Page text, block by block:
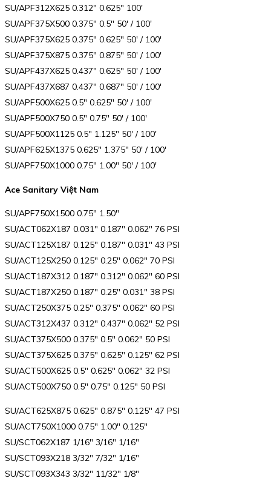
SU/APF312X625 0.312″ 0.625″ 100′
SU/APF375X500 0.375″ 0.5″ 50′ / 100′
SU/APF375X625 0.375″ 0.625″ 50′ / 100′
SU/APF375X875 0.375″ 0.875″ 50′ / 100′
SU/APF437X625 0.437″ 0.625″ 50′ / 100′
SU/APF437X687 0.437″ 0.687″ 50′ / 100′
SU/APF500X625 0.5″ 0.625″ 50′ / 100′
SU/APF500X750 0.5″ 0.75″ 50′ / 100′
SU/APF500X1125 0.5″ 1.125″ 50′ / 100′
SU/APF625X1375 0.625″ 1.375″ 50′ / 100′
SU/APF750X1000 0.75″ 1.00″ 50′ / 100′
Ace Sanitary Việt Nam
SU/APF750X1500 0.75″ 1.50″
SU/ACT062X187 0.031″ 0.187″ 0.062″ 76 PSI
SU/ACT125X187 0.125″ 0.187″ 0.031″ 43 PSI
SU/ACT125X250 0.125″ 0.25″ 0.062″ 70 PSI
SU/ACT187X312 0.187″ 0.312″ 0.062″ 60 PSI
SU/ACT187X250 0.187″ 0.25″ 0.031″ 38 PSI
SU/ACT250X375 0.25″ 0.375″ 0.062″ 60 PSI
SU/ACT312X437 0.312″ 0.437″ 0.062″ 52 PSI
SU/ACT375X500 0.375″ 0.5″ 0.062″ 50 PSI
SU/ACT375X625 0.375″ 0.625″ 0.125″ 62 PSI
SU/ACT500X625 0.5″ 0.625″ 0.062″ 32 PSI
SU/ACT500X750 0.5″ 0.75″ 0.125″ 50 PSI
SU/ACT625X875 0.625″ 0.875″ 0.125″ 47 PSI
SU/ACT750X1000 0.75″ 1.00″ 0.125″
SU/SCT062X187 1/16″ 3/16″ 1/16″
SU/SCT093X218 3/32″ 7/32″ 1/16″
SU/SCT093X343 3/32″ 11/32″ 1/8″